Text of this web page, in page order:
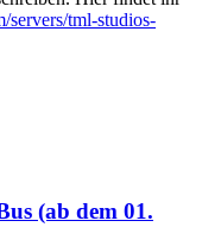
servers/tml-studios-
(ab dem 01.